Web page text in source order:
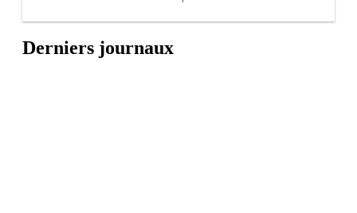
Derniers journaux